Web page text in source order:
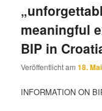
meaningful
BIP in
Veröffentlicht am18.
INFORMATION ON